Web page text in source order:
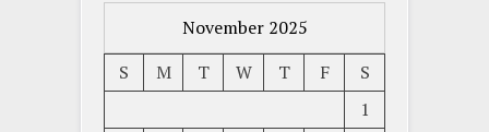
November 2025
S
M T W T F
S
1